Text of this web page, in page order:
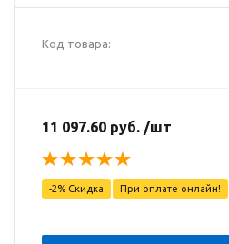
Код товара:
11 097.60 руб. /шт
-2% Скидка При оплате онлайн!